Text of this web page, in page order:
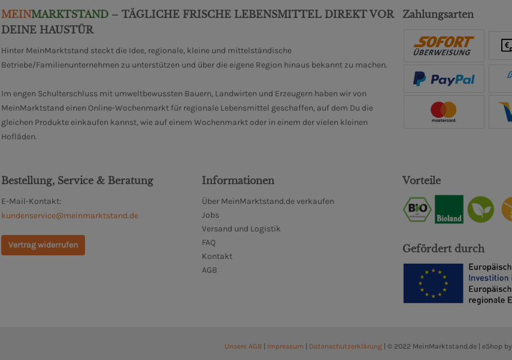
MEINMARKTSTAND – TÄGLICHE FRISCHE LEBENSMITTEL DIREKT VOR
DEINE HAUSTÜR
Hinter MeinMarktstand steckt die Idee, regionale, kleine und mittelständische
Betriebe/Familienunternehmen zu unterstützen und über die eigene Region hinaus bekannt zu machen.
Im engen Schulterschluss mit umweltbewussten Bauern, Landwirten und Erzeugern haben wir von
MeinMarktstand einen Online-Wochenmarkt für regionale Lebensmittel geschaffen, auf dem Du die
gleichen Produkte einkaufen kannst, wie auf einem Wochenmarkt oder in einem der vielen kleinen
Hofläden.
Zahlungsarten
Bestellung, Service & Beratung
E-Mail-Kontakt:
kundenservice@meinmarktstand.de
Vertrag widerrufen
Informationen
Über MeinMarktstand.de verkaufen
Jobs
Versand und Logistik
FAQ
Kontakt
AGB
Vorteile
Gefördert durch
Unsere AGB Impressum Datenschutzerklärung | © 2022 MeinMarktstand.de | eShop by